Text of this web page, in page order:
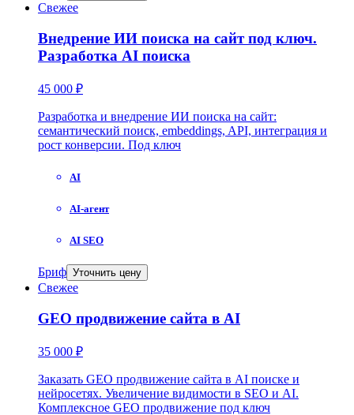
Свежее
Внедрение ИИ поиска на сайт под ключ.
Разработка AI поиска
45 000 ₽
Разработка и внедрение ИИ поиска на сайт:
семантический поиск, embeddings, API, интеграция и
рост конверсии. Под ключ
AI
AI-агент
AI SEO
Бриф Уточнить цену
Свежее
GEO продвижение сайта в AI
35 000 ₽
Заказать GEO продвижение сайта в AI поиске и
нейросетях. Увеличение видимости в SEO и AI.
Комплексное GEO продвижение под ключ